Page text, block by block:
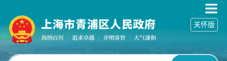
碍
操
关怀版